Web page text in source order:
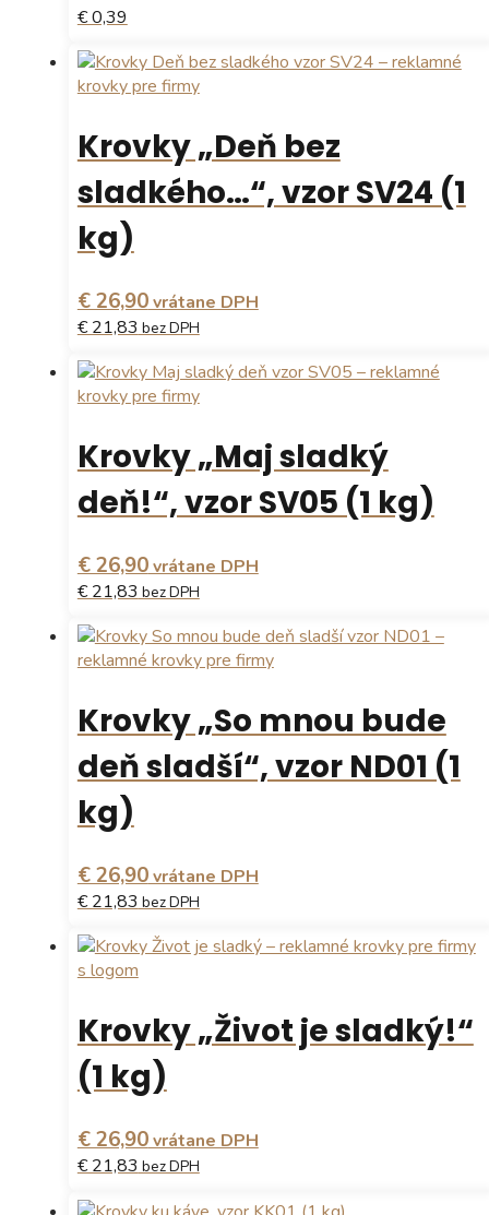
€ 0,39
Krovky „Deň bez
sladkého…“, vzor SV24 (1
kg)
€ 26,90vrátane DPH
€ 21,83 bez DPH
Krovky „Maj sladký
deň!“, vzor SV05 (1 kg)
€ 26,90vrátane DPH
€ 21,83 bez DPH
Krovky „So mnou bude
deň sladší“, vzor ND01 (1
kg)
€ 26,90vrátane DPH
€ 21,83 bez DPH
Krovky „Život je sladký!“
(1 kg)
€ 26,90vrátane DPH
€ 21,83 bez DPH